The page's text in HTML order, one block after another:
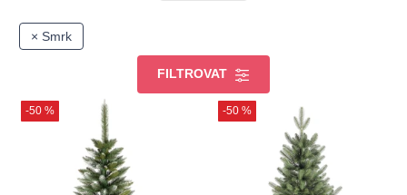
× Smrk
FILTROVAT
-50 % -50 %